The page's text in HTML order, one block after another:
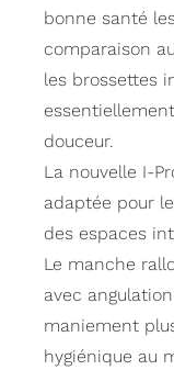
bonne santé
comparaison
les brossettes
douceur.
La nouvelle I-
adaptée pour
des espaces
Le manche
avec
maniement
hygiénique au